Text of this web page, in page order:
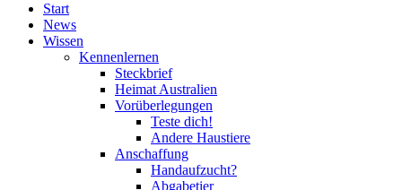
Start
News
Wissen
Kennenlernen
Steckbrief
Heimat Australien
Vorüberlegungen
Teste dich!
Andere Haustiere
Anschaffung
Handaufzucht?
Abgabetier